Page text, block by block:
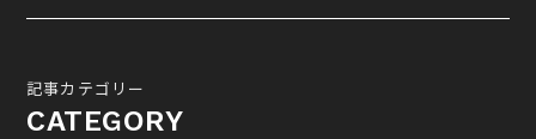
記事カテゴリー
CATEGORY